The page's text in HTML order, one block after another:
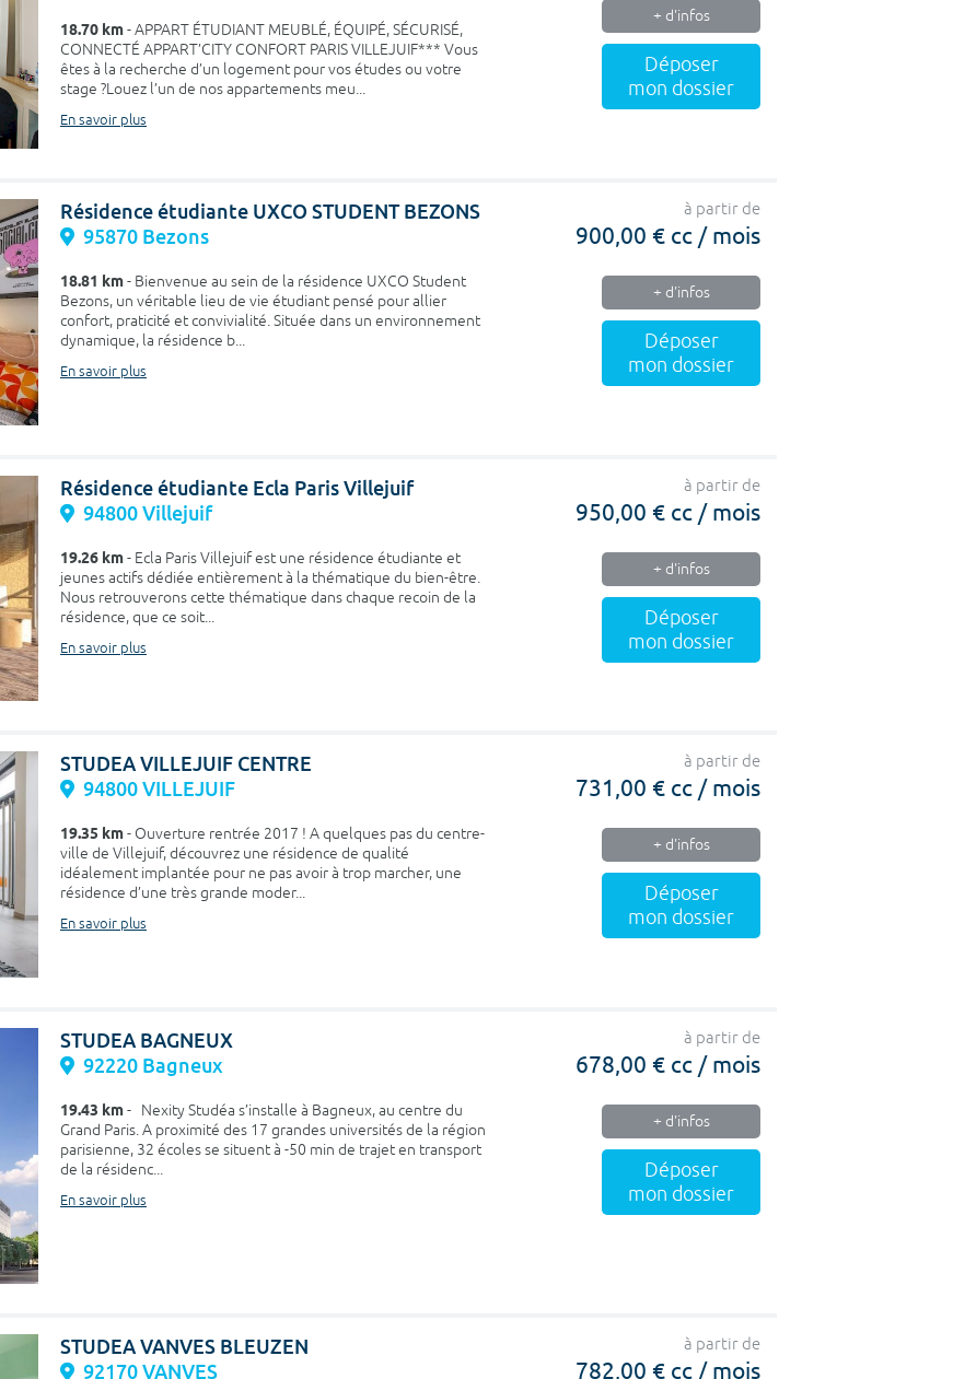
18.70 km- APPART ÉTUDIANT MEUBLÉ, ÉQUIPÉ, SÉCURISÉ,
CONNECTÉ APPART’CITY CONFORT PARIS VILLEJUIF*** Vous
êtes à la recherche d’un logement pour vos études ou votre
stage ?Louez l’un de nos appartements meu...
En savoir plus
+ d'infos
Déposer
mon dossier
Résidence étudiante UXCO STUDENT BEZONS
95870 Bezons
18.81 km- Bienvenue au sein de la résidence UXCO Student
Bezons, un véritable lieu de vie étudiant pensé pour allier
confort, praticité et convivialité. Située dans un environnement
dynamique, la résidence b...
En savoir plus
à partir de
900,00 € cc / mois
+ d'infos
Déposer
mon dossier
Résidence étudiante Ecla Paris Villejuif
94800 Villejuif
19.26 km- Ecla Paris Villejuif est une résidence étudiante et
jeunes actifs dédiée entièrement à la thématique du bien-être.
Nous retrouverons cette thématique dans chaque recoin de la
résidence, que ce soit...
En savoir plus
à partir de
950,00 € cc / mois
+ d'infos
Déposer
mon dossier
STUDEA VILLEJUIF CENTRE
94800 VILLEJUIF
19.35 km- Ouverture rentrée 2017 ! A quelques pas du centre-
ville de Villejuif, découvrez une résidence de qualité
idéalement implantée pour ne pas avoir à trop marcher, une
résidence d’une très grande moder...
En savoir plus
à partir de
731,00 € cc / mois
+ d'infos
Déposer
mon dossier
STUDEA BAGNEUX
92220 Bagneux
19.43 km- Nexity Studéa s’installe à Bagneux, au centre du
Grand Paris. A proximité des 17 grandes universités de la région
parisienne, 32 écoles se situent à -50 min de trajet en transport
de la résidenc...
En savoir plus
à partir de
678,00 € cc / mois
+ d'infos
Déposer
mon dossier
STUDEA VANVES BLEUZEN
92170 VANVES
à partir de
782,00 € cc / mois